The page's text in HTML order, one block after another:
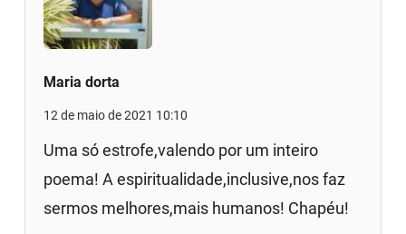
Maria dorta
12 de maio de 2021 10:10
Uma só estrofe,valendo por um inteiro
poema! A espiritualidade,inclusive,nos faz
sermos melhores,mais humanos! Chapéu!